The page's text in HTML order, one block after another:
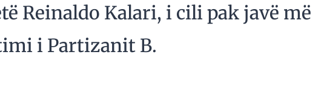
Reinaldo Kalari, i cili pak javë më
i Partizanit B.